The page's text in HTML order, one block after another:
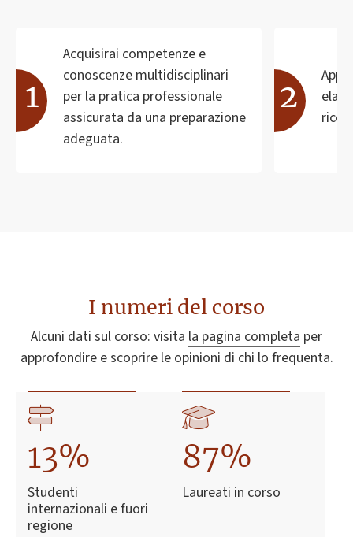
Acquisirai competenze e
conoscenze multidisciplinari
per la pratica professionale
assicurata da una preparazione
adeguata.
I numeri del corso
Alcuni dati sul corso: visita la pagina completa per
approfondire e scoprire le opinioni di chi lo frequenta.
13%
Studenti
internazionali e fuori
regione
87%
Laureati in corso